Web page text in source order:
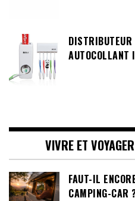
DISTRIBUTEUR
AUTOCOLLANT
VIVRE ET
FAUT-IL
CAMPING-CAR